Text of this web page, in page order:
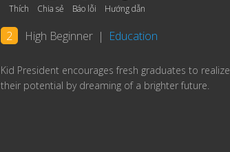
Thích Chia sẻ Báo lỗi Hướng dẫn
2 High Beginner | Education
Kid President encourages fresh graduates to realize
their potential by dreaming of a brighter future.